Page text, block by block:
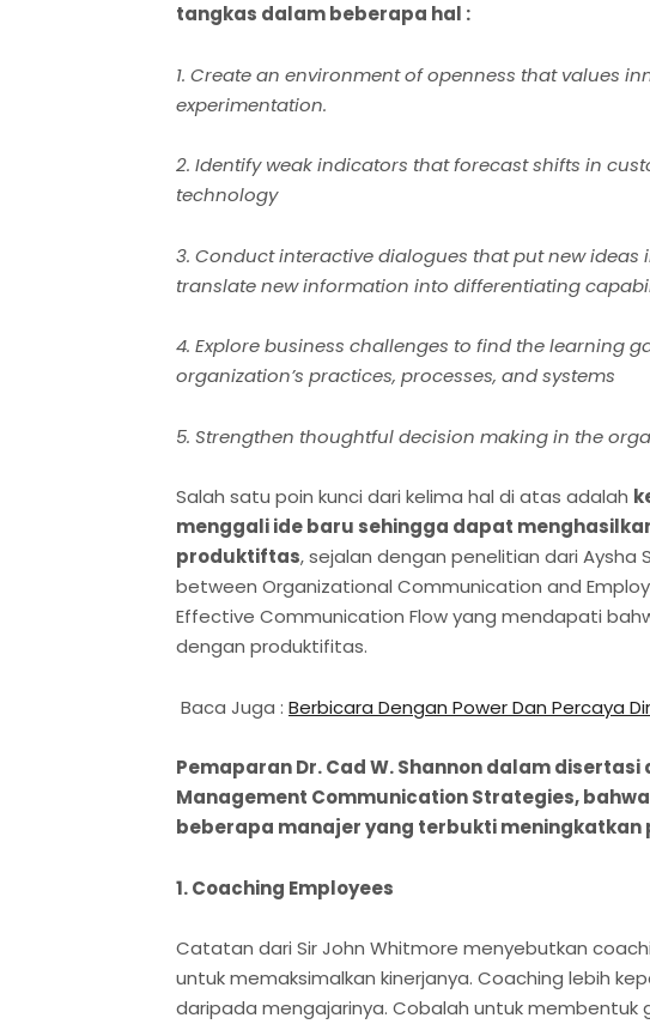
tangkas dalam beberapa hal :
1. Create an environment of openness that values
experimentation.
2. Identify weak indicators that forecast shifts in
technology
3. Conduct interactive dialogues that put new ideas
translate new information into differentiating
4. Explore business challenges to find the learning
organization’s practices, processes, and systems
5. Strengthen thoughtful decision making in the
Salah satu poin kunci dari kelima hal di atas adalah
menggali ide baru sehingga dapat
produktiftas, sejalan dengan penelitian dari Aysha
between Organizational Communication and
Effective Communication Flow yang mendapati
dengan produktifitas.
Baca Juga : Berbicara Dengan Power Dan Percaya
Pemaparan Dr. Cad W. Shannondalam disertasi
Management Communication Strategies,
beberapa manajer yang terbukti
1. Coaching Employees
Catatan dari Sir John Whitmore menyebutkan
untuk memaksimalkan kinerjanya. Coaching lebih
daripada mengajarinya. Cobalah untuk